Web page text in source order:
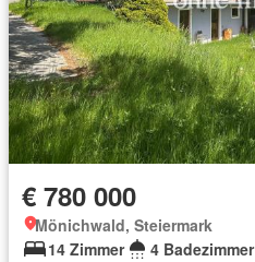
€ 780 000
Mönichwald, Steiermark
14 Zimmer
4 Badezimmer